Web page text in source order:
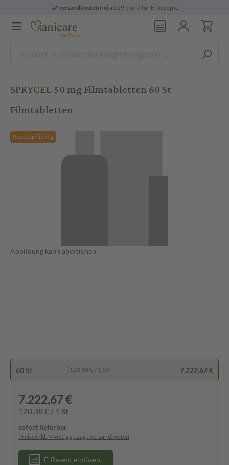
versandkostenfreiab 29 € und für E-Rezepte
SPRYCEL 50 mg Filmtabletten 60 St
Filmtabletten
Rezeptpflichtig
Abbildung kann abweichen
60 St (120,38 € / 1 St) 7.222,67 €
7.222,67 €
120,38 € / 1 St
sofort lieferbar
Preise inkl. MwSt. ggf. zzgl. Versandkosten
E-Rezept einlösen